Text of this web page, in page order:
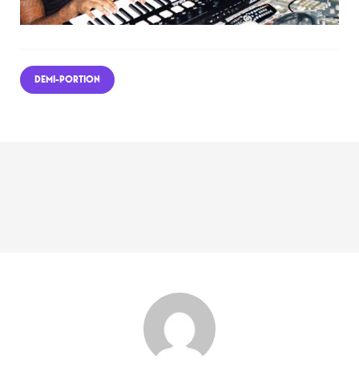
DEMI-PORTION